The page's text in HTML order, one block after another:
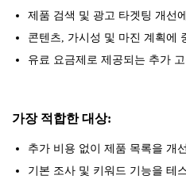
제품 검색 및 광고 타겟팅 개선
콘텐츠, 가시성 및 마진 계획에
유료 요금제로 제공되는 추가
가장 적합한 대상:
추가 비용 없이 제품 목록을 개
기본 조사 및 키워드 기능을 테